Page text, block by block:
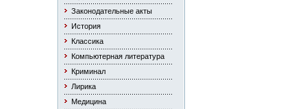
Законодательные акты
История
Классика
Компьютерная литература
Криминал
Лирика
Медицина